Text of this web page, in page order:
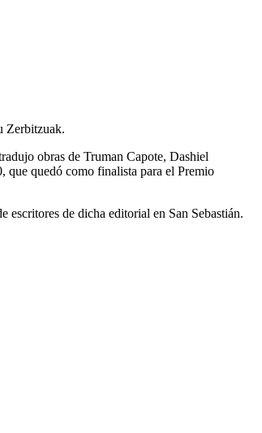
Zerbitzuak.
obras de Truman Capote, Dashiel
que quedó como finalista para el Premio
de dicha editorial en San Sebastián.